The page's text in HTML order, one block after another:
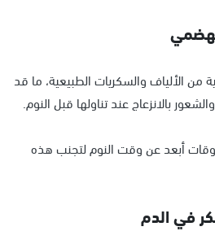
من الألياف والسكريات الطبيعية، ما قد
بالانزعاج عند تناولها قبل النوم.
أبعد عن وقت النوم لتجنب هذه